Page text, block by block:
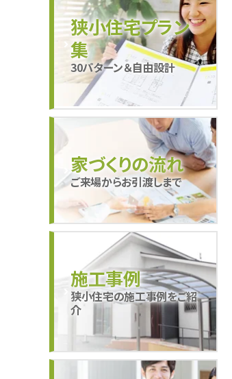
狭小住宅プラン
集
30パターン＆自由設計
家づくりの流れ
ご来場からお引渡しまで
施工事例
狭小住宅の施工事例をご紹
介